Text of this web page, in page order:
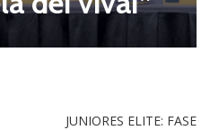
JUNIORES ELITE: FASE